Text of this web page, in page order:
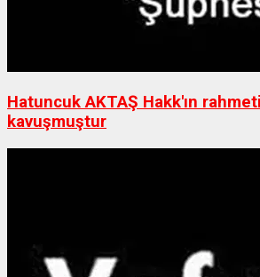
Hatuncuk AKTAŞ Hakk'ın
kavuşmuştur